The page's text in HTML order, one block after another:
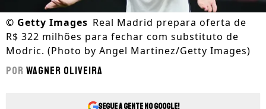
© Getty Images Real Madrid prepara oferta de
R$ 322 milhões para fechar com substituto de
Modric. (Photo by Angel Martinez/Getty Images)
Por Wagner Oliveira
Segue a gente no Google!